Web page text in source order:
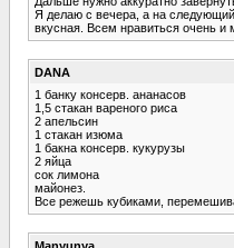
Я делаю с вечера, а на следующий
вкусная. Всем нравиться очень
DANA
1 банку консерв. ананасов
1,5 стакан вареного риса
2 апельсин
1 стакан изюма
1 бакна консерв. кукурузы
2 яйца
сок лимона
майонез.
Все режешь кубиками,